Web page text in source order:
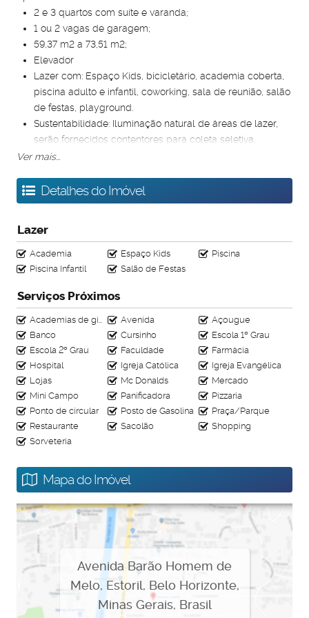
2 e 3 quartos com suíte e varanda;
1 ou 2 vagas de garagem;
59,37 m2 a 73,51 m2;
Elevador
Lazer com: Espaço Kids, bicicletário, academia coberta,
piscina adulto e infantil, coworking, sala de reunião, salão
de festas, playground.
Sustentabilidade: Iluminação natural de áreas de lazer,
serão fornecidos contentores para coleta seletiva,
lâmpadas de baixo consumo, dispositivos
hidrômetro individual de agua e Atendimento as
exigências de conforto térmico e acústico especificadas
Excelente localição, no melhor ponto do Estoril:
Facilidade para chegar a qualquer bairro por meio das
principais vias de acesso da capital, como a Av. Raja
040, que dá acesso ao Rio de Janeiro. O bairro possui um
comércio variado e com uma ampla rede de serviços de
bancos, padarias, farmácias, supermercados,
restaurantes, academias e próximo ao shopping mais
querido de BH, o BH Shopping. Qualidade de vida, ampla
infraestrutura de comércio e serviços, tudo ao seu redor.
Condições especiais de pagamento!
Agende sua visita!
Ver mais...
Detalhes do Imóvel
Lazer
Academia Espaço Kids
Piscina
Piscina Infantil
Salão de Festas
Serviços Próximos
Academias de ginástica Avenida
Açougue
Banco
Cursinho
Escola 1º Grau
Escola 2º Grau
Faculdade
Farmácia
Hospital
Igreja Católica
Igreja Evangélica
Lojas
Mc Donalds
Mercado
Mini Campo
Panificadora
Pizzaria
Ponto de circular
Posto de Gasolina
Praça/Parque
Restaurante
Sacolão
Shopping
Sorveteria
Mapa do Imóvel
Avenida Barão Homem de
Melo, Estoril, Belo Horizonte,
Minas Gerais, Brasil